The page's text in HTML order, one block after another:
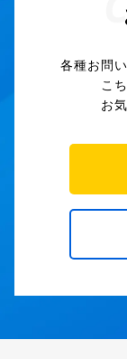
各種お問
こ
お